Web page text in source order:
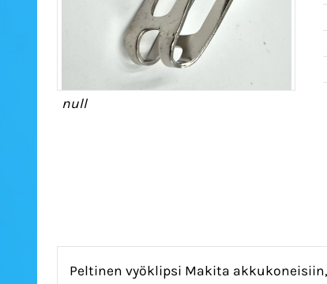
null
Peltinen vyöklipsi Makita